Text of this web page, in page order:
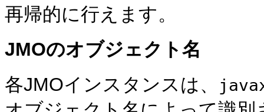
再帰的に行えます。
JMOのオブジェクト名
各JMOインスタンスは、